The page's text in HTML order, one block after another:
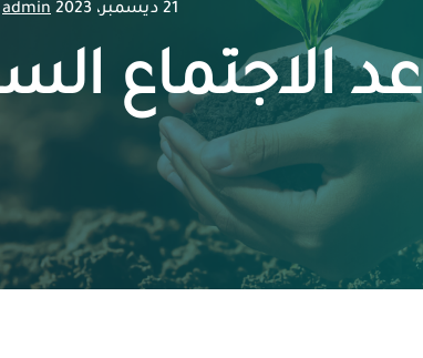
21 ديسمبر، 2023 admin
الاجتماع